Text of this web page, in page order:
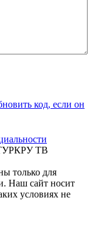
ТВ
только для
Наш сайт носит
условиях не